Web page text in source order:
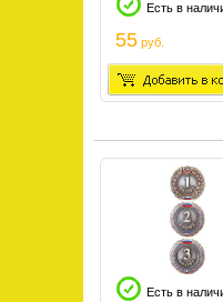
Есть в
55 руб.
Есть в